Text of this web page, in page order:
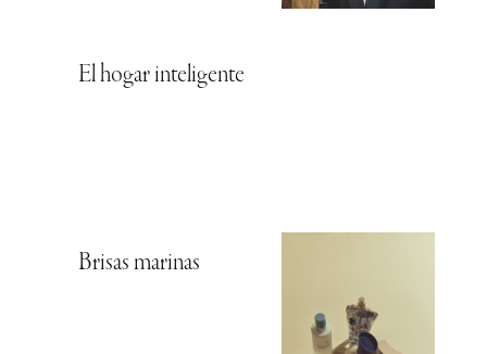
El hogar inteligente
Brisas marinas